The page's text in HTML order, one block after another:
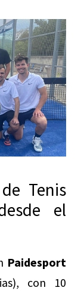
Tenis
el
Paidesport
con 10